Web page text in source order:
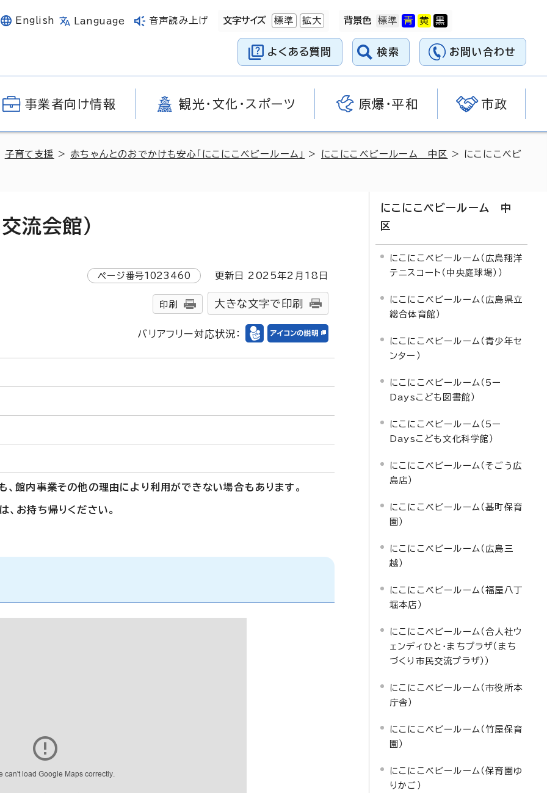
English Language 音声読み上げ 文字サイズ 標準 拡大 背景色
よくある質問 検索 お問い合わせ
事業者向け情報 観光・文化・スポーツ 原爆・平和 市政
子育て支援 >赤ちゃんとのおでかけも安心「にこにこベビールーム」 > にこにこベビールーム 中区 > にこにこベビ
流会館）
ページ番号1023460 更新日 2025年2月 18 日
印刷 大きな文字で印刷
バリアフリー対応状況：
、館内事業その他の理由により利用ができない場合もあります。
お持ち帰りください。
にこにこベビールーム 中
区
にこにこベビールーム（広島翔洋
テニスコート（中央庭球場））
にこにこベビールーム（広島県立
総合体育館）
にこにこベビールーム（青少年セ
ンター）
にこにこベビールーム（5ー
Daysこども図書館）
にこにこベビールーム（5ー
Daysこども文化科学館）
にこにこベビールーム（そごう広
島店）
にこにこベビールーム（基町保育
園）
にこにこベビールーム（広島三
越）
にこにこベビールーム（福屋八丁
堀本店）
にこにこベビールーム（合人社ウ
ェンディひと・まちプラザ（まち
づくり市民交流プラザ））
にこにこベビールーム（市役所本
庁舎）
にこにこベビールーム（竹屋保育
園）
にこにこベビールーム（保育園ゆ
りかご）